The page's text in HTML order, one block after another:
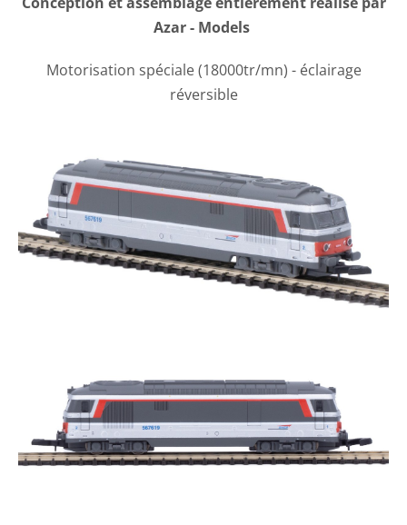
Azar - Models
Motorisation spéciale (18000tr/mn) - éclairage
réversible